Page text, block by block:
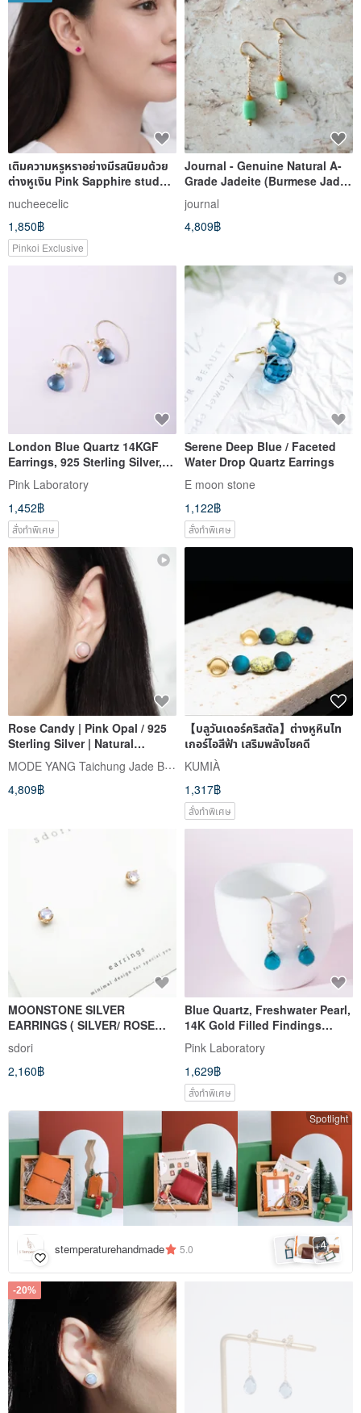
เติมความหรูหราอย่างมีรสนิยมด้วย
ต่างหูเงิน Pink Sapphire stud
ดีไซน์คลาสสิก
nucheecelic
1,850฿
Pinkoi Exclusive
Journal - Genuine Natural A-
Grade Jadeite (Burmese Jade)
Ice-Lime Green Gummy
Square 14kgf Earring Hooks
journal
4,809฿
London Blue Quartz 14KGF
Earrings, 925 Sterling Silver,
Natural Gemstone
Pink Laboratory
1,452฿
สั่งทำพิเศษ
Serene Deep Blue / Faceted
Water Drop Quartz Earrings
E moon stone
1,122฿
สั่งทำพิเศษ
Rose Candy | Pink Opal / 925
Sterling Silver | Natural
Gemstone Earrings
MODE YANG Taichung Jade Bangle
4,809฿
【บลูวันเดอร์คริสตัล】ต่างหูหินไท
เกอร์ไอสีฟ้า เสริมพลังโชคดี
KUMIÀ
1,317฿
สั่งทำพิเศษ
MOONSTONE SILVER
EARRINGS ( SILVER/ ROSE
GOLD/ 18K GOLD ) |
MOONSTONE COLLECTION
sdori
2,160฿
Blue Quartz, Freshwater Pearl,
14K Gold Filled Findings
Earrings
Pink Laboratory
1,629฿
สั่งทำพิเศษ
Spotlight
stemperaturehandmade 5.0 +4
-20%